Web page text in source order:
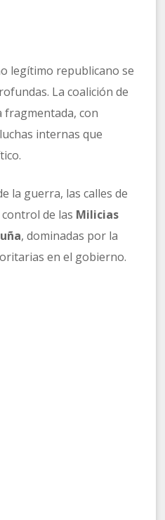
legítimo republicano se
La coalición de
fragmentada, con
internas que
la guerra, las calles de
de las Milicias
, dominadas por la
en el gobierno.